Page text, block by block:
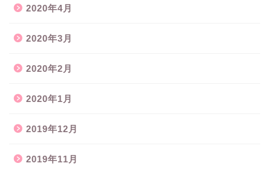
2020年4月
2020年3月
2020年2月
2020年1月
2019年12月
2019年11月